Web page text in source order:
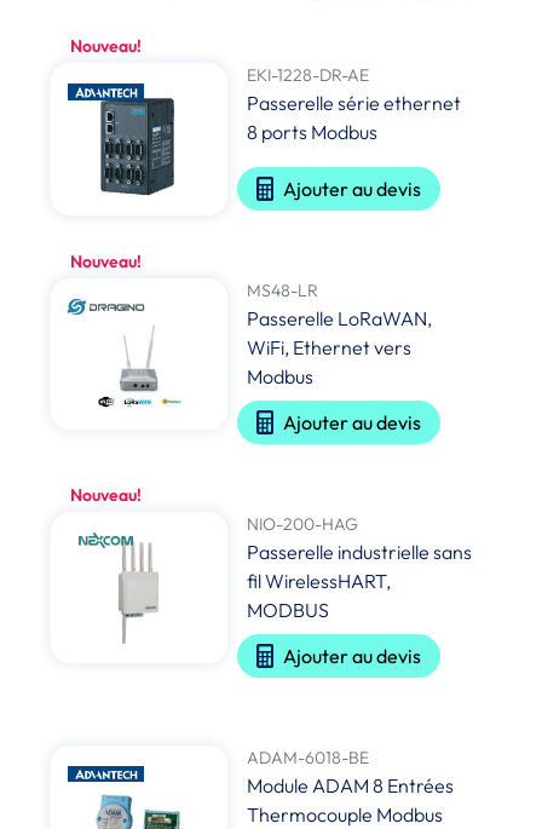
Nouveau!
EKI-1228-DR-AE
Passerelle série ethernet
8 ports Modbus
Ajouter au devis
Nouveau!
MS48-LR
Passerelle LoRaWAN,
WiFi, Ethernet vers
Modbus
Ajouter au devis
Nouveau!
NIO-200-HAG
Passerelle industrielle sans
fil WirelessHART,
MODBUS
Ajouter au devis
ADAM-6018-BE
Module ADAM 8 Entrées
Thermocouple Modbus